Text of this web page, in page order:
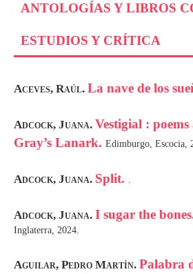
ANTOLOGÍAS Y LIBROS
ESTUDIOS Y CRÍTICA
Aceves, Raúl. La nave de los
Adcock, Juana. Vestigial :
Gray’s Lanark. Edimburgo, Escocia,
Adcock, Juana. Split. .
Adcock, Juana. I sugar the
Inglaterra, 2024.
Aguilar, Pedro Martín. Palabra